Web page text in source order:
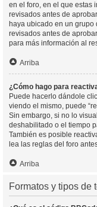
en el foro, en el que estas
revisados antes de
haya ubicado en un
revisados antes de
para más información al
Arriba
¿Cómo hago para
Puede hacerlo dándole
viendo el mismo, puede
Sin embargo, si no lo
deshabilitado o el tiempo
También es posible
lea las reglas del foro
Arriba
Formatos y tipos de